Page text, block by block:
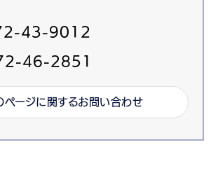
43-9012
46-2851
ページに関するお問い合わせ